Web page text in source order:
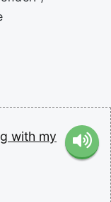
with my